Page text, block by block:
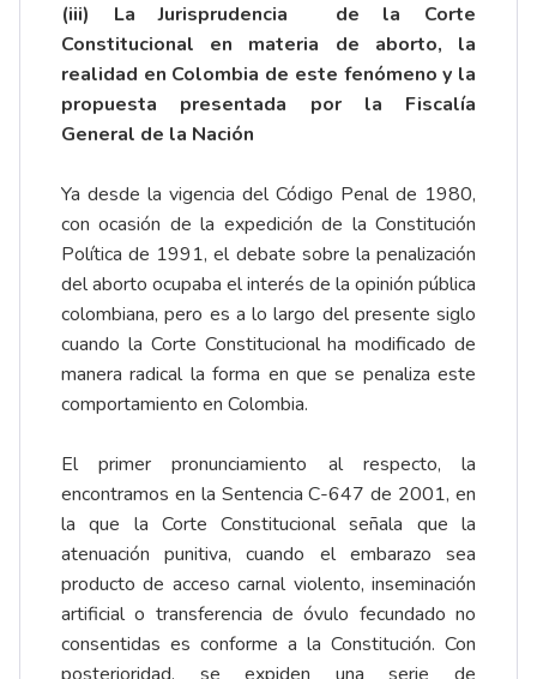
(iii) La Jurisprudencia de la Corte
Constitucional en materia de aborto, la
realidad en Colombia de este fenómeno y la
propuesta presentada por la Fiscalía
General de la Nación
Ya desde la vigencia del Código Penal de 1980,
con ocasión de la expedición de la Constitución
Política de 1991, el debate sobre la penalización
del aborto ocupaba el interés de la opinión pública
colombiana, pero es a lo largo del presente siglo
cuando la Corte Constitucional ha modificado de
manera radical la forma en que se penaliza este
comportamiento en Colombia.
El primer pronunciamiento al respecto, la
encontramos en la Sentencia C-647 de 2001, en
la que la Corte Constitucional señala que la
atenuación punitiva, cuando el embarazo sea
producto de acceso carnal violento, inseminación
artificial o transferencia de óvulo fecundado no
consentidas es conforme a la Constitución. Con